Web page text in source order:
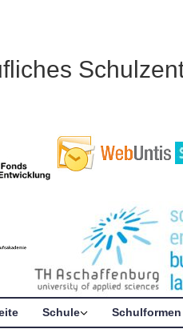
Schule Schulformen